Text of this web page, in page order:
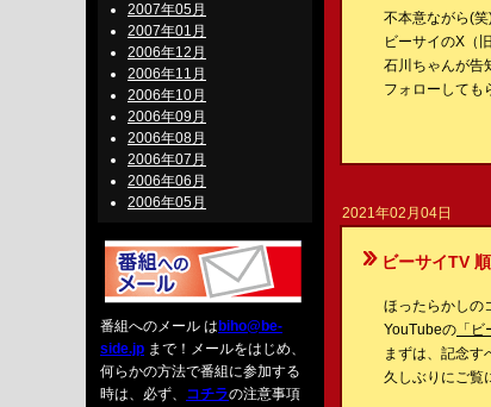
2007年05月
2007年01月
2006年12月
2006年11月
2006年10月
2006年09月
2006年08月
2006年07月
2006年06月
2006年05月
番組へのメール は biho@be-
side.jp まで！メールをはじめ、
何らかの方法で番組に参加する
時は、必ず、 コチラの注意事項
不本意ながら(
ビーサイのX（
石川ちゃんが告
フォローしても
2021年02月04日
ビーサイTV 順
ほったらかしの
YouTubeの 「
まずは、記念す
久しぶりにご覧